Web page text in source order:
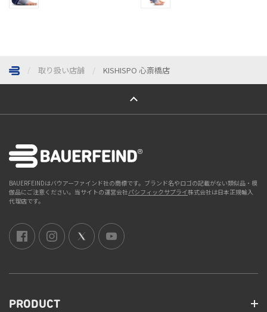
取り扱い店舗 KISHISPO 心斎橋店
ページトップへ
BAUERFEINDはバウアーファインド社の商標です。ブランド名やロゴの記載がない類似品・模
倣品にご注意ください。当サイトの運営会社パシフィックサプライ株式会社は日本正規輸入
代理店です。
PRODUCT